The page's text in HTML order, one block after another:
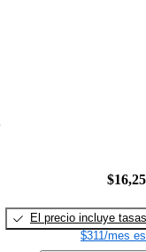
El precio incluye tasas
$311/mes